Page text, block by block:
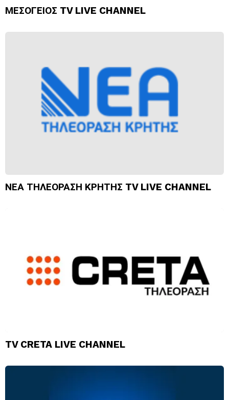
ΜΕΣΟΓΕΙΟΣ TV LIVE CHANNEL
ΝΕΑ ΤΗΛΕΟΡΑΣΗ ΚΡΗΤΗΣ TV LIVE CHANNEL
TV CRETA LIVE CHANNEL